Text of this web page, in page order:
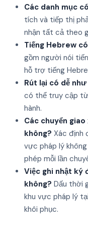
Các danh mục
tích và tiếp thị
nhận tất cả theo
Tiếng Hebrew
gồm người nói
hỗ trợ tiếng
Rút lại có dễ
có thể truy cập từ
hành.
Các chuyển
không? Xác định
vực pháp lý
phép mỗi lần
Việc ghi nhật ký
không? Dấu thời
khu vực pháp lý
khôi phục.